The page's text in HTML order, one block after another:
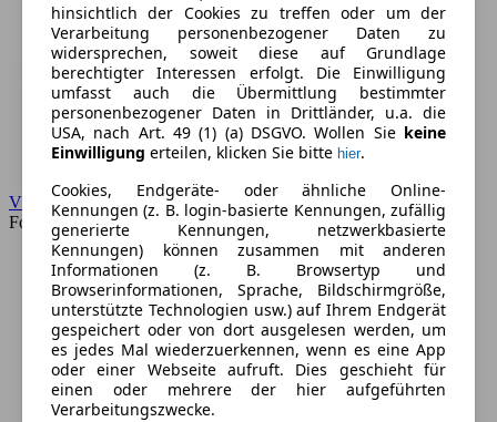
VW
Forum
hinsichtlich der Cookies zu treffen oder um der
Verarbeitung personenbezogener Daten zu
widersprechen, soweit diese auf Grundlage
berechtigter Interessen erfolgt. Die Einwilligung
umfasst auch die Übermittlung bestimmter
personenbezogener Daten in Drittländer, u.a. die
USA, nach Art. 49 (1) (a) DSGVO. Wollen Sie keine
Einwilligung erteilen, klicken Sie bitte hier.
Cookies, Endgeräte- oder ähnliche Online-
Kennungen (z. B. login-basierte Kennungen, zufällig
generierte Kennungen, netzwerkbasierte
Kennungen) können zusammen mit anderen
Informationen (z. B. Browsertyp und
Browserinformationen, Sprache, Bildschirmgröße,
unterstützte Technologien usw.) auf Ihrem Endgerät
gespeichert oder von dort ausgelesen werden, um
es jedes Mal wiederzuerkennen, wenn es eine App
oder einer Webseite aufruft. Dies geschieht für
einen oder mehrere der hier aufgeführten
Verarbeitungszwecke.